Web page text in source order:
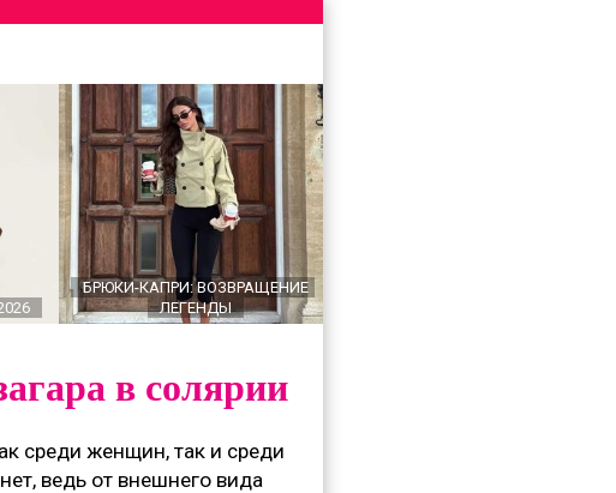
БРЮКИ-КАПРИ: ВОЗВРАЩЕНИЕ
ЛЕГЕНДЫ
в солярии
среди женщин, так и среди
ведь от внешнего вида